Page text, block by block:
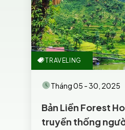
TRAVELING
Tháng 05 - 30, 2025
Bản Liền Forest
truyền thống